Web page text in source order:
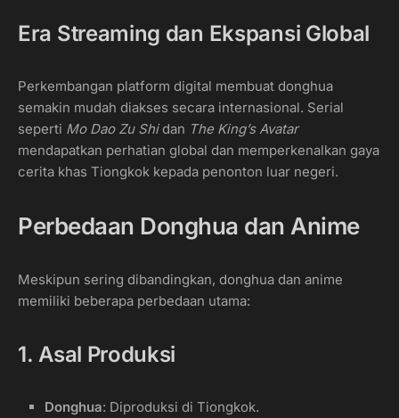
Era Streaming dan Ekspansi Global
Perkembangan platform digital membuat donghua
semakin mudah diakses secara internasional. Serial
seperti Mo Dao Zu Shidan The King’s Avatar
mendapatkan perhatian global dan memperkenalkan gaya
cerita khas Tiongkok kepada penonton luar negeri.
Perbedaan Donghua dan Anime
Meskipun sering dibandingkan, donghua dan anime
memiliki beberapa perbedaan utama:
1. Asal Produksi
Donghua: Diproduksi di Tiongkok.